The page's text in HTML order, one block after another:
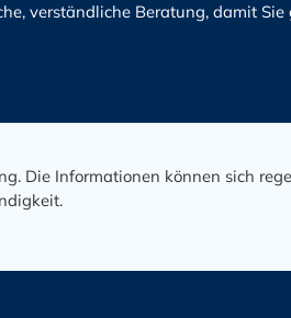
verständliche Beratung, damit
Die Informationen können sich